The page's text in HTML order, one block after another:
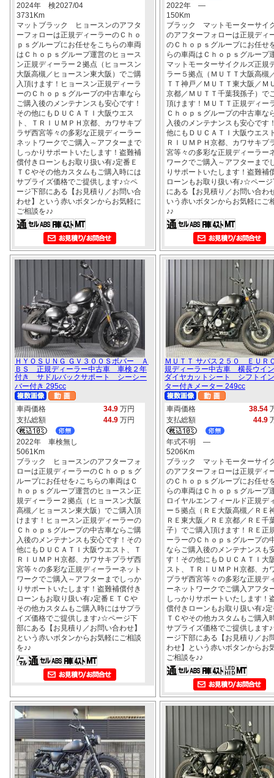
2024年 検2027/04
3731Km
マットブラック ヒョースンのアフタ
ーフォローは正規ディーラーのＣｈｏ
ｐｓグループにお任せをこちらの車両
はＣｈｏｐｓグループ運営のヒョース
ン正規ディーラー２拠点（ヒョースン
大阪高槻／ヒョースン東大阪）でご購
入頂けます！ヒョースン正規ディーラ
ーのＣｈｏｐｓグループの中古車なら
ご購入後のメンテナンスも安心です！
その他にもＤＵＣＡＴＩ大阪ウエス
ト、ＴＲＩＵＭＰＨ京都、カワサキプ
ラザ西宮等々の多彩な正規ディーラー
ネットワークでご購入～アフターまで
しっかりサポートいたします！盗難補
償付きローンもお取り扱い有♪定番Ｅ
ＴＣやその他カスタムもご購入時には
サプライズ価格でご提供します♪☆ペ
ージ下部にある【お見積り／お問い合
わせ】という赤いボタンからお気軽に
ご相談を♪♪
2022年 ―
150Km
ブラック マットモーターサイ
のアフターフォローは正規ディ
のＣｈｏｐｓグループにお任せ
らの車両はＣｈｏｐｓグループ
マットモーターサイクルズ正規
ラー５拠点（ＭＵＴＴ大阪高槻
ＴＴ神戸／ＭＵＴＴ東大阪／Ｍ
京都／ＭＵＴＴ千葉我孫子）で
頂けます！ＭＵＴＴ正規ディー
Ｃｈｏｐｓグループの中古車な
入後のメンテナンスも安心です
他にもＤＵＣＡＴＩ大阪ウエス
ＲＩＵＭＰＨ京都、カワサキプ
宮等々の多彩な正規ディーラー
ワークでご購入～アフターまで
りサポートいたします！盗難補
ローンもお取り扱い有♪☆ペー
にある【お見積り／お問い合わ
いう赤いボタンからお気軽にご
♪♪
ＨＹＯＳＵＮＧ ＧＶ３００Ｓボバー Ａ
ＢＳ 正規ディーラー中古車 車検２年
付き サドルバックサポート シーシー
バー付き 295cc
車両価格 34.9 万円
支払総額
44.9 万円
2022年 車検無し
5061Km
ブラック ヒョースンのアフターフォ
ローは正規ディーラーのＣｈｏｐｓグ
ループにお任せを♪こちらの車両はＣ
ｈｏｐｓグループ運営のヒョースン正
規ディーラー２拠点（ヒョースン大阪
高槻／ヒョースン東大阪）でご購入頂
けます！ヒョースン正規ディーラーの
Ｃｈｏｐｓグループの中古車ならご購
入後のメンテナンスも安心です！その
他にもＤＵＣＡＴＩ大阪ウエスト、Ｔ
ＲＩＵＭＰＨ京都、カワサキプラザ西
宮等々の多彩な正規ディーラーネット
ワークでご購入～アフターまでしっか
りサポートいたします！盗難補償付き
ローンもお取り扱い有♪定番ＥＴＣや
その他カスタムもご購入時にはサプラ
イズ価格でご提供します♪☆ページ下
部にある【お見積り／お問い合わせ】
という赤いボタンからお気軽にご相談
を♪♪
ＭＵＴＴ サバス２５０ ＥＵ
規ディーラー中古車 横長ウイ
ダイヤカットシート シフトイ
ター付きメーター 249cc
車両価格 38.54
支払総額
44.9
年式不明 ―
5206Km
ブラック マットモーターサイ
のアフターフォローは正規ディ
のＣｈｏｐｓグループにお任せ
らの車両はＣｈｏｐｓグループ
ロイヤルエンフィールド正規デ
ー５拠点（ＲＥ大阪高槻／ＲＥ
ＲＥ東大阪／ＲＥ京都／ＲＥ千
子）でご購入頂けます！ＲＥ正
ーラーのＣｈｏｐｓグループの
ならご購入後のメンテナンスも
す！その他にもＤＵＣＡＴＩ大
スト、ＴＲＩＵＭＰＨ京都、カ
プラザ西宮等々の多彩な正規デ
ーネットワークでご購入アフタ
しっかりサポートいたします！
償付きローンもお取り扱い有♪
ＴＣやその他カスタムもご購入
サプライズ価格でご提供します
ージ下部にある【お見積り／お
わせ】という赤いボタンからお
ご相談を♪♪